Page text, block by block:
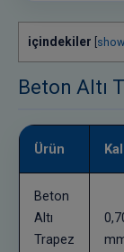
içindekiler show
Beton Altı
Ürün
Beton
Altı
Trapez